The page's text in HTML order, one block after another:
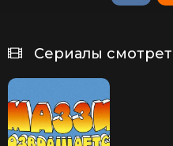
Сериалы